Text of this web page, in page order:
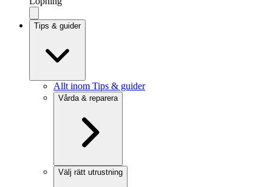
Tips & guider
Allt inom Tips & guider
Vårda & reparera
Välj rätt utrustning